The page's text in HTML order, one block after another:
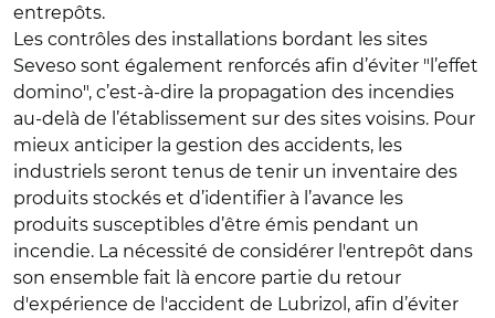
entrepôts.
Les contrôles des installations bordant les sites
Seveso sont également renforcés afin d’éviter "l’effet
domino", c’est-à-dire la propagation des incendies
au-delà de l’établissement sur des sites voisins. Pour
mieux anticiper la gestion des accidents, les
industriels seront tenus de tenir un inventaire des
produits stockés et d’identifier à l’avance les
produits susceptibles d’être émis pendant un
incendie. La nécessité de considérer l'entrepôt dans
son ensemble fait là encore partie du retour
d'expérience de l'accident de Lubrizol, afin d’éviter